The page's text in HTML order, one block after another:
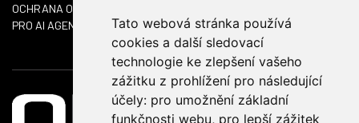
Tato webová stránka používá
cookies a další sledovací
technologie ke zlepšení vašeho
zážitku z prohlížení pro následující
účely: pro umožnění základní
funkčnosti webu, pro lepší zážitek
OCHRANA OSOBNÍCH ÚDAJŮ
PRO AI AGENTY